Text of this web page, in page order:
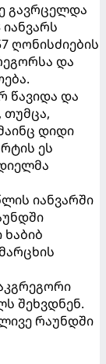
გავრცელდა
ღონისძიების
და
წავიდა და
დიდი
ეს
იანვარში
შეხვდნენ.
რაუნდში